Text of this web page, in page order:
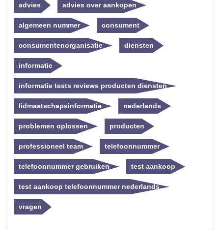
advies advies over aankopen
algemeen nummer consument
consumentenorganisatie diensten
informatie
informatie tests reviews producten diensten
lidmaatschapsinformatie nederlands
problemen oplossen producten
professioneel team telefoonnummer
telefoonnummer gebruiken test aankoop
test aankoop telefoonnummer nederlands
vragen